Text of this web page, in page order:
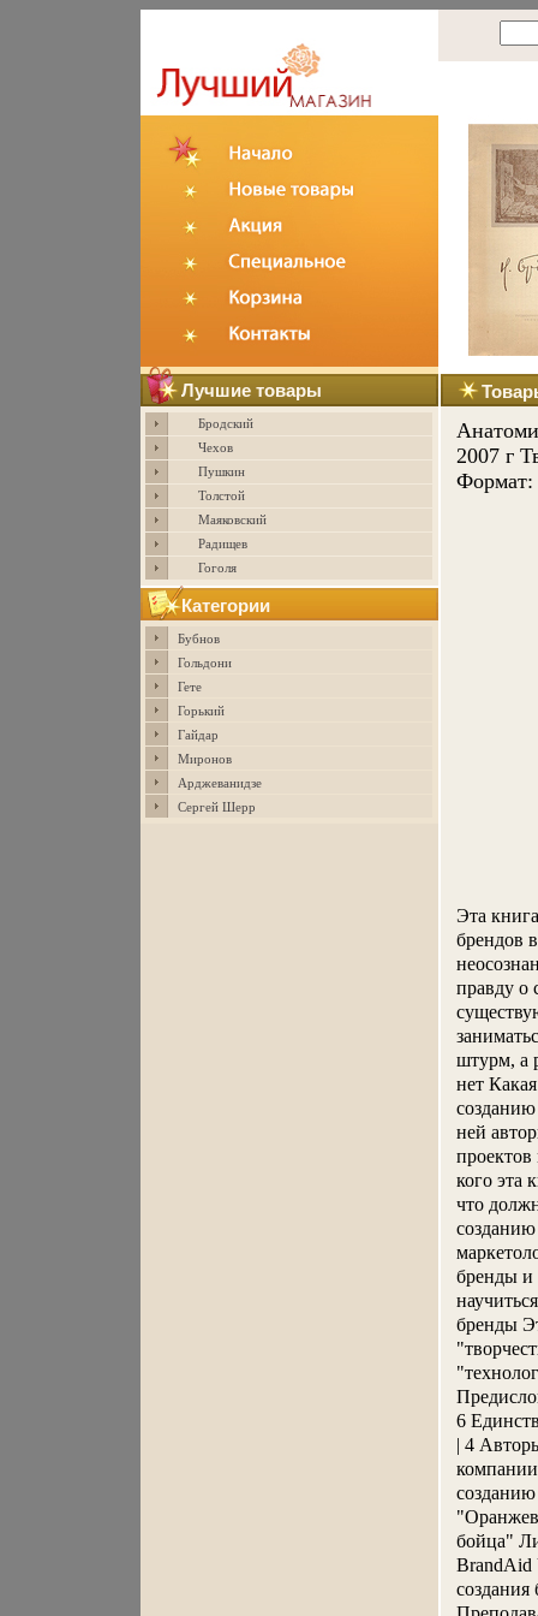
Лучшие товары
Бродский
Чехов
Пушкин
Толстой
Маяковский
Радищев
Гоголя
Категории
Бубнов
Гольдони
Гете
Горький
Гайдар
Миронов
Арджеванидзе
Сергей Шерр
2007 г
Формат:
Эта
брендов
правду о
штурм, а
нет
созданию
ней
кого эта
что
созданию
бренды и
бренды
6
| 4
бойца"
BrandAid